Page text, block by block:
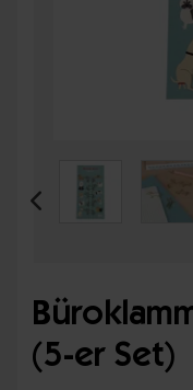
(5-er Set)